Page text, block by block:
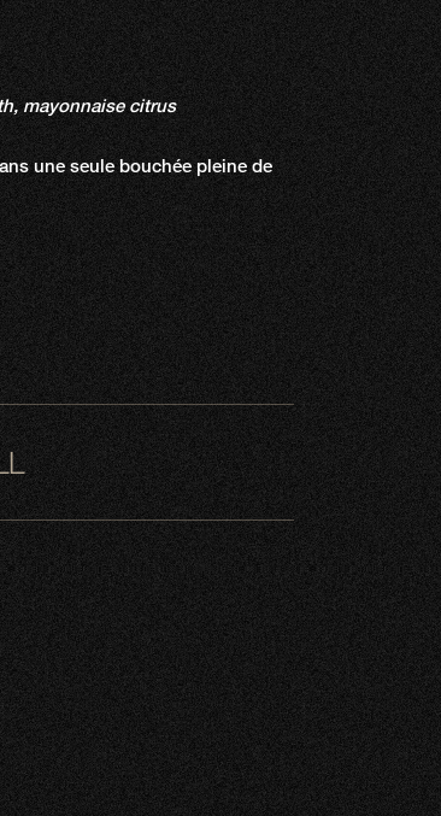
mayonnaise citrus
une seule bouchée pleine de